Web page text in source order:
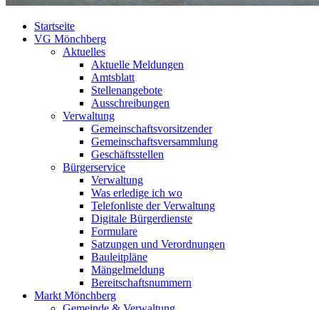
Startseite
VG Mönchberg
Aktuelles
Aktuelle Meldungen
Amtsblatt
Stellenangebote
Ausschreibungen
Verwaltung
Gemeinschaftsvorsitzender
Gemeinschaftsversammlung
Geschäftsstellen
Bürgerservice
Verwaltung
Was erledige ich wo
Telefonliste der Verwaltung
Digitale Bürgerdienste
Formulare
Satzungen und Verordnungen
Bauleitpläne
Mängelmeldung
Bereitschaftsnummern
Markt Mönchberg